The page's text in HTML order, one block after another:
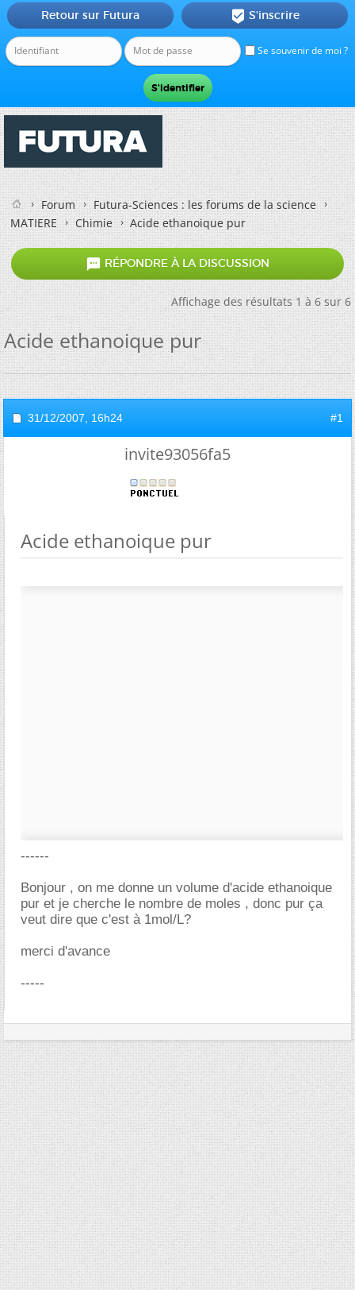
Se souvenir de moi ?
Retour sur Futura  S'inscrire
Forum
Futura-Sciences : les forums de la science
MATIERE
Chimie Acide ethanoique pur
 RÉPONDRE À LA DISCUSSION
Affichage des résultats 1 à 6 sur 6
Acide ethanoique pur
31/12/2007, 16h24 #1
invite93056fa5
Acide ethanoique pur
------
Bonjour , on me donne un volume d'acide ethanoique
pur et je cherche le nombre de moles , donc pur ça
veut dire que c'est à 1mol/L?
merci d'avance
-----